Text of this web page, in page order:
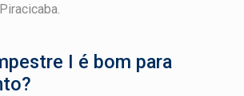
I é bom para